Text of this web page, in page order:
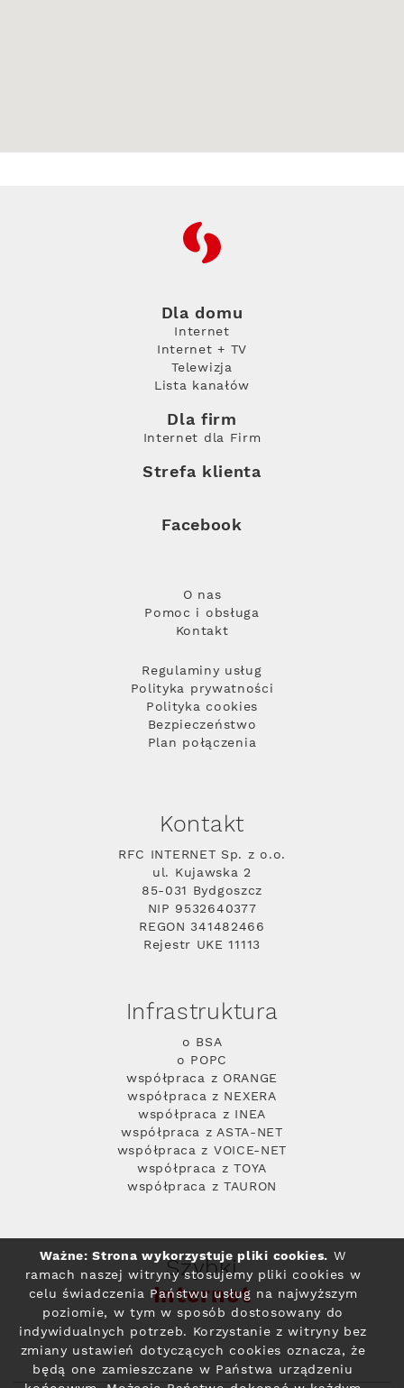
RFC
Dla domu
Internet
Internet + TV
Telewizja
Lista kanałów
Dla firm
Internet dla Firm
Strefa klienta
Facebook
O nas
Pomoc i obsługa
Kontakt
Regulaminy usług
Polityka prywatności
Polityka cookies
Bezpieczeństwo
Plan połączenia
Kontakt
RFC INTERNET Sp. z o.o.
ul. Kujawska 2
85-031 Bydgoszcz
NIP 9532640377
REGON 341482466
Rejestr UKE 11113
Infrastruktura
o BSA
o POPC
współpraca z ORANGE
współpraca z NEXERA
współpraca z INEA
współpraca z ASTA-NET
współpraca z VOICE-NET
współpraca z TOYA
współpraca z TAURON
Szybki
Internet
Ważne: Strona wykorzystuje pliki cookies. W
ramach naszej witryny stosujemy pliki cookies w
celu świadczenia Państwu usług na najwyższym
poziomie, w tym w sposób dostosowany do
indywidualnych potrzeb. Korzystanie z witryny bez
zmiany ustawień dotyczących cookies oznacza, że
będą one zamieszczane w Państwa urządzeniu